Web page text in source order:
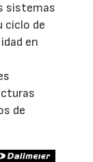
sistemas
ciclo de
en
de